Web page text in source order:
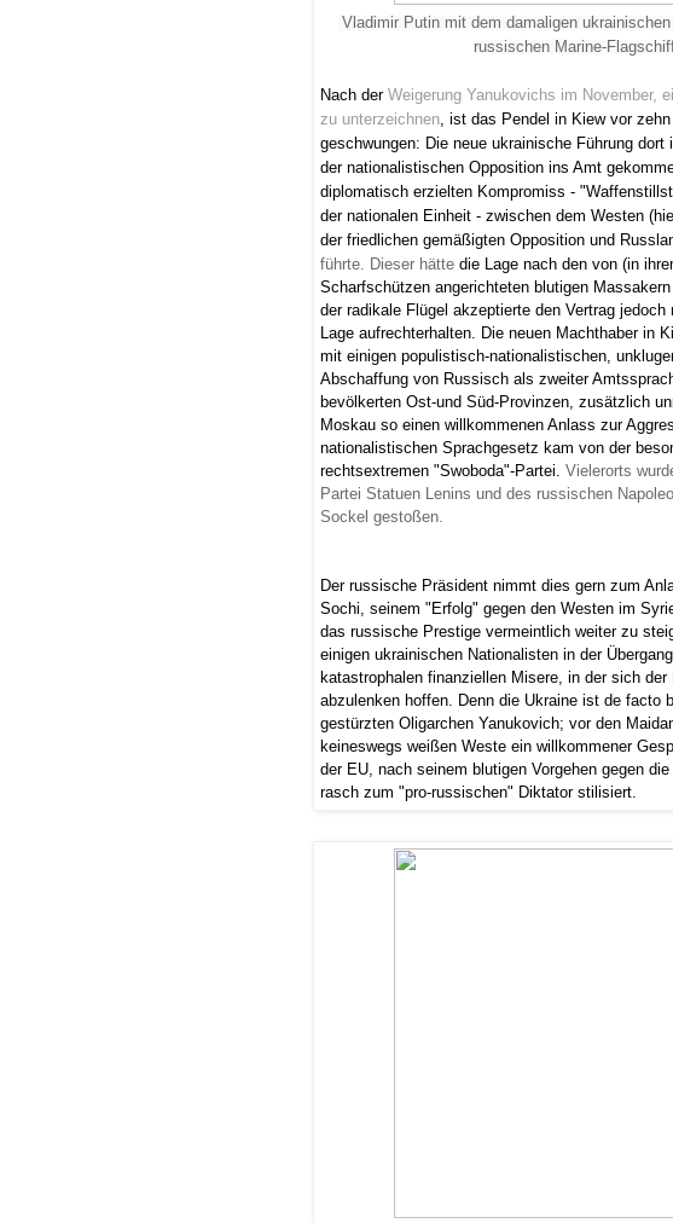
Vladimir Putin mit dem damaligen
russischen Marine-
Nach der Weigerung Yanukovichs im November,
zu unterzeichnen , ist das Pendel in Kiew vor
geschwungen: Die neue ukrainische Führung
der nationalistischen Opposition ins Amt
diplomatisch erzielten Kompromiss -
der nationalen Einheit - zwischen dem Westen
der friedlichen gemäßigten Opposition und
führte. Dieser hätte die Lage nach den von (in
Scharfschützen angerichteten blutigen
der radikale Flügel akzeptierte den Vertrag
Lage aufrechterhalten. Die neuen Machthaber in
mit einigen populistisch-nationalistischen,
Abschaffung von Russisch als zweiter
bevölkerten Ost-und Süd-Provinzen, zusätzlich
Moskau so einen willkommenen Anlass zur
nationalistischen Sprachgesetz kam von der
rechtsextremen "Swoboda"-Partei. Vielerorts
Partei Statuen Lenins und des russischen
Sockel gestoßen.
Der russische Präsident nimmt dies gern zum
Sochi, seinem "Erfolg" gegen den Westen im
das russische Prestige vermeintlich weiter zu
einigen ukrainischen Nationalisten in der
katastrophalen finanziellen Misere, in der sich
abzulenken hoffen. Denn die Ukraine ist de facto
gestürzten Oligarchen Yanukovich; vor den
keineswegs weißen Weste ein willkommener
der EU, nach seinem blutigen Vorgehen gegen
rasch zum "pro-russischen" Diktator stilisiert.